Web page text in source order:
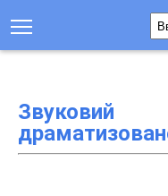
Звуковий